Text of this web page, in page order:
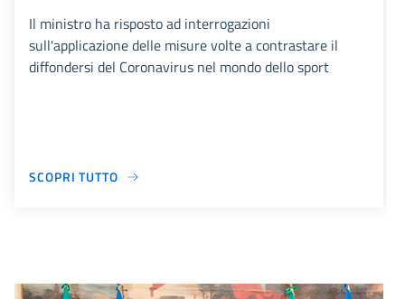
Il ministro ha risposto ad interrogazioni
sull'applicazione delle misure volte a contrastare il
diffondersi del Coronavirus nel mondo dello sport
SCOPRI TUTTO